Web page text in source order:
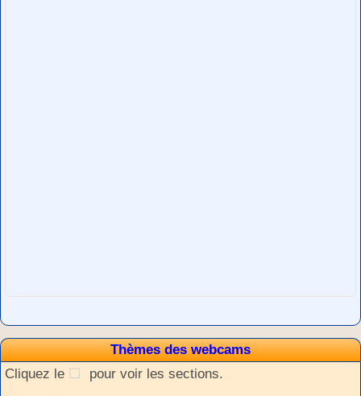
Thèmes des webcams
Cliquez le
pour voir les sections.